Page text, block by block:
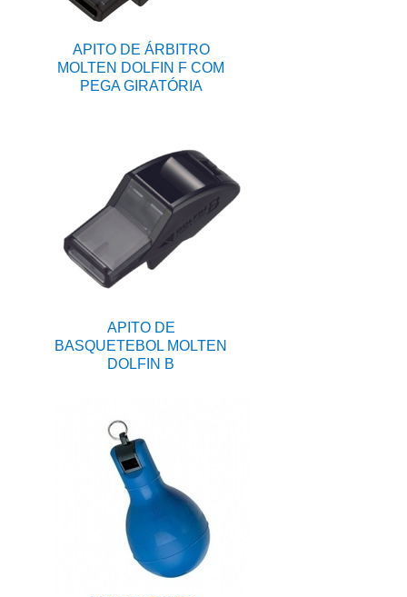
APITO DE ÁRBITRO
MOLTEN DOLFIN F COM
PEGA GIRATÓRIA
APITO DE
BASQUETEBOL MOLTEN
DOLFIN B